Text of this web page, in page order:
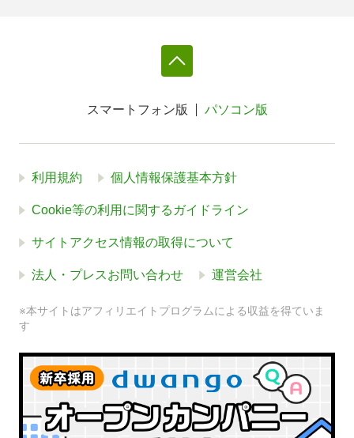
スマートフォン版 パソコン版
利用規約 個人情報保護基本方針
Cookie等の利用に関するガイドライン
サイトアクセス情報の取得について
法人・プレスお問い合わせ 運営会社
※本サイトはアフィリエイトプログラムによる収益を得ていま
す